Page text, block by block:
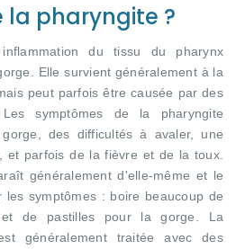
la pharyngite ?
du tissu du pharynx
Elle survient généralement à la
peut parfois être causée par des
Les symptômes de la pharyngite
des difficultés à avaler, une
et parfois de la fièvre et de la toux.
généralement d'elle-même et le
symptômes : boire beaucoup de
et de pastilles pour la gorge. La
généralement traitée avec des